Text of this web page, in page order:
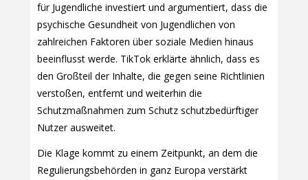
für Jugendliche investiert und argumentiert, dass die
psychische Gesundheit von Jugendlichen von
zahlreichen Faktoren über soziale Medien hinaus
beeinflusst werde. TikTok erklärte ähnlich, dass es
den Großteil der Inhalte, die gegen seine Richtlinien
verstoßen, entfernt und weiterhin die
Schutzmaßnahmen zum Schutz schutzbedürftiger
Nutzer ausweitet.
Die Klage kommt zu einem Zeitpunkt, an dem die
Regulierungsbehörden in ganz Europa verstärkt